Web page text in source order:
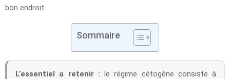
bon endroit.
Sommaire
L’essentiel a retenir : le régime cétogène consiste à